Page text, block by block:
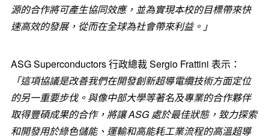
源的合作將可產生協同效應，並為實現本校的目標帶來快
速高效的發展，從而在全球為社會帶來利益。」
ASG Superconductors 行政總裁 Sergio Frattini 表示：
「這項協議是改善我們在開發創新超導電纜技術方面定位
的另一重要步伐。與像中部大學等著名及專業的合作夥伴
取得豐碩成果的合作，將讓ASG 處於最佳狀態，致力探索
和開發用於綠色儲能、運輸和高能耗工業流程的高溫超導